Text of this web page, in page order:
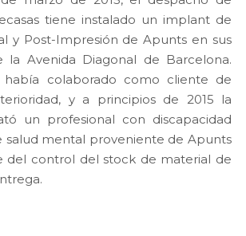
tiene instalado un implant de
y Post-Impresión de Apunts en sus
la Avenida Diagonal de Barcelona.
había colaborado como cliente de
y a principios de 2015 la
un profesional con discapacidad
salud mental proveniente de Apunts
del control del stock de material de